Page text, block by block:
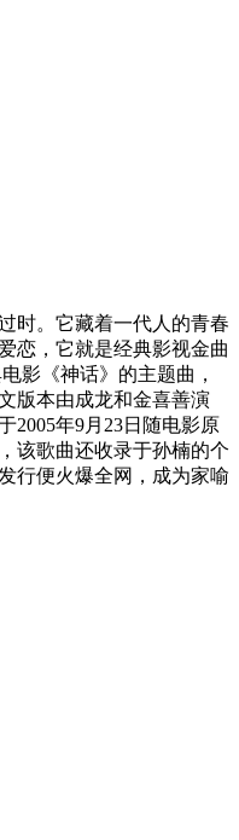
时。它藏着一代人的青春
恋，它就是经典影视金曲
影《神话》的主题曲，
版本由成龙和金喜善演
2005年9月23日随电影原
该歌曲还收录于孙楠的个
行便火爆全网，成为家喻